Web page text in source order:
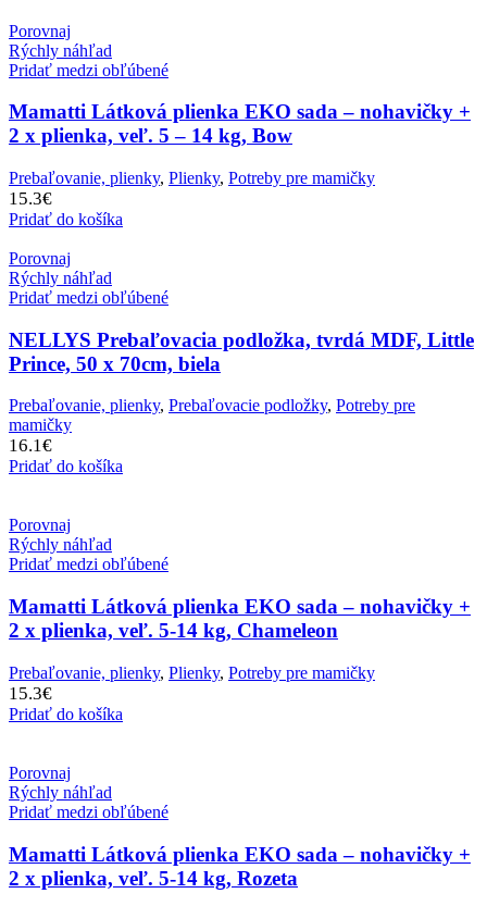
Porovnaj
Rýchly náhľad
Pridať medzi obľúbené
Mamatti Látková plienka EKO sada – nohavičky +
2 x plienka, veľ. 5 – 14 kg, Bow
Prebaľovanie, plienky, Plienky, Potreby pre mamičky
15.3€
Pridať do košíka
Porovnaj
Rýchly náhľad
Pridať medzi obľúbené
NELLYS Prebaľovacia podložka, tvrdá MDF, Little
Prince, 50 x 70cm, biela
Prebaľovanie, plienky, Prebaľovacie podložky, Potreby pre
mamičky
16.1€
Pridať do košíka
Porovnaj
Rýchly náhľad
Pridať medzi obľúbené
Mamatti Látková plienka EKO sada – nohavičky +
2 x plienka, veľ. 5-14 kg, Chameleon
Prebaľovanie, plienky, Plienky, Potreby pre mamičky
15.3€
Pridať do košíka
Porovnaj
Rýchly náhľad
Pridať medzi obľúbené
Mamatti Látková plienka EKO sada – nohavičky +
2 x plienka, veľ. 5-14 kg, Rozeta